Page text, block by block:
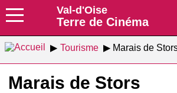
Val-d'Oise
Terre de Cinéma
Tourisme Marais de
Marais de Stors